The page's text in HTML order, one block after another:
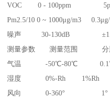
VOC 0 - 100ppm
Pm2.5/10 0 ~ 1000μg/m3
噪声 30-130dB
测量参数 测量范围
气温 -50℃-80℃
湿度 0%-Rh 1%Rh
风向 0-360°